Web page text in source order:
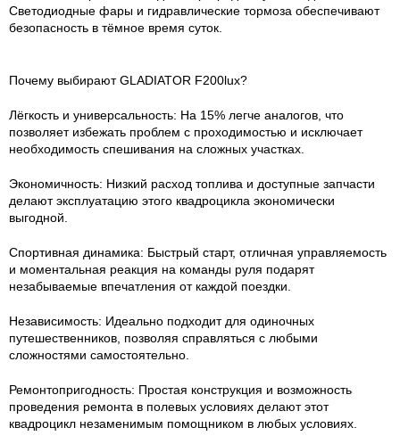
Светодиодные фары и гидравлические тормоза обеспечивают
безопасность в тёмное время суток.
Почему выбирают GLADIATOR F200lux?
Лёгкость и универсальность: На 15% легче аналогов, что
позволяет избежать проблем с проходимостью и исключает
необходимость спешивания на сложных участках.
Экономичность: Низкий расход топлива и доступные запчасти
делают эксплуатацию этого квадроцикла экономически
выгодной.
Спортивная динамика: Быстрый старт, отличная управляемость
и моментальная реакция на команды руля подарят
незабываемые впечатления от каждой поездки.
Независимость: Идеально подходит для одиночных
путешественников, позволяя справляться с любыми
сложностями самостоятельно.
Ремонтопригодность: Простая конструкция и возможность
проведения ремонта в полевых условиях делают этот
квадроцикл незаменимым помощником в любых условиях.